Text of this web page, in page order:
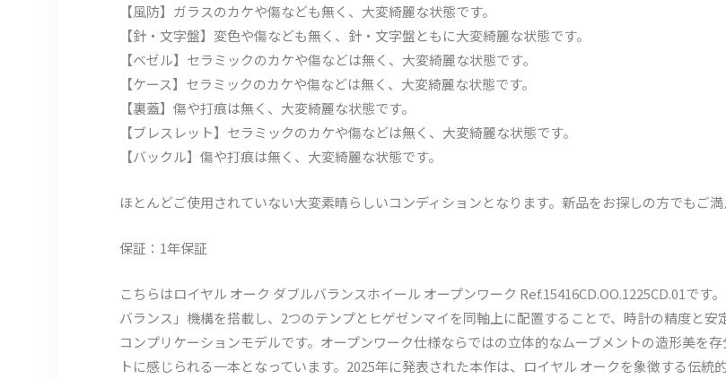
【風防】ガラスのカケや傷なども無く、大変綺麗な状態です。
【針・文字盤】変色や傷なども無く、針・文字盤ともに大変綺麗な状態です。
【ベゼル】セラミックのカケや傷などは無く、大変綺麗な状態です。
【ケース】セラミックのカケや傷などは無く、大変綺麗な状態です。
【裏蓋】傷や打痕は無く、大変綺麗な状態です。
【ブレスレット】セラミックのカケや傷などは無く、大変綺麗な状態です。
【バックル】傷や打痕は無く、大変綺麗な状態です。
ほとんどご使用されていない大変素晴らしいコンディションとなります。新品をお探しの方でもご
保証：1年保証
こちらはロイヤル オーク ダブルバランスホイール オープンワーク Ref.15416CD.OO.1225CD.01で
バランス」機構を搭載し、2つのテンプとヒゲゼンマイを同軸上に配置することで、時計の精度と
コンプリケーションモデルです。オープンワーク仕様ならではの立体的なムーブメントの造形美を
トに感じられる一本となっています。2025年に発表された本作は、ロイヤル オークを象徴する伝